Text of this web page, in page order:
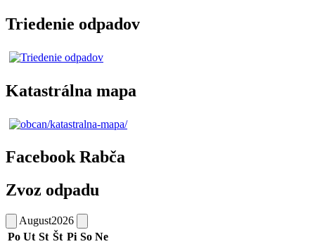
Triedenie odpadov
Katastrálna mapa
Facebook Rabča
Zvoz odpadu
August2026
Po Ut St Št Pi So Ne